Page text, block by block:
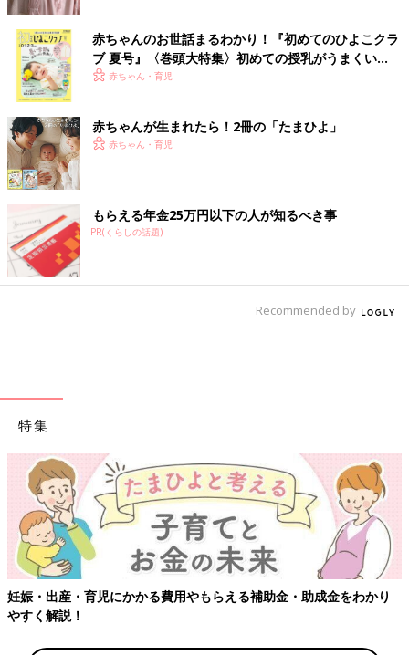
赤ちゃんのお世話まるわかり！『初めてのひよこクラ
ブ 夏号』〈巻頭大特集〉初めての授乳がうまくい
く！ おっぱい・ミルクの基本と夏のトラブル 解決テ
赤ちゃん・育児
赤ちゃんが生まれたら！2冊の「たまひよ」
赤ちゃん・育児
もらえる年金25万円以下の人が知るべき事
PR(くらしの話題)
Recommended by
特集
妊娠・出産・育児にかかる費用やもらえる補助金・助成金をわかり
やすく解説！